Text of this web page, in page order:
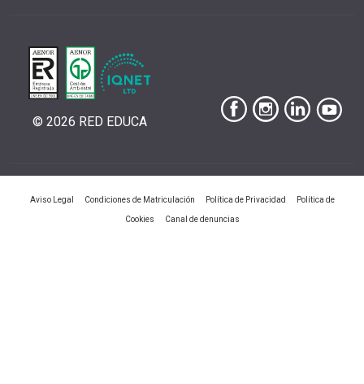
© 2026 RED EDUCA
Aviso Legal Condiciones de Matriculación Política de Privacidad Política de
Cookies Canal de denuncias